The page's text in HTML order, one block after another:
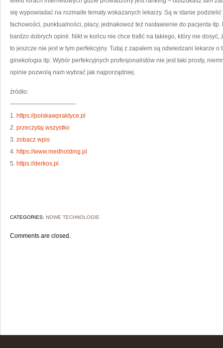
się wypowiadać na rozmaite tematy wskazanych lekarzy. Są w stanie
fachowości, punktualności, płacy, jednakowoż też nastawienie do pacjenta
bardzo dobrych opinii. Nikt w końcu nie chce trafić na takiego, który nie
to jeszcze nie jest w tym perfekcyjny. Tutaj z zapałem są odwiedzani lekarze
ginekologia itp. Wybór perfekcyjnych profesjonalistów nie jest taki prosty,
opinie pozwolą nam wybrać jak najporządniej.
źródło:
———————————
1. https://polskawpraktyce.pl
2. przeczytaj wszystko
3. zobacz wpis
4. https://www.medholding.pl
5. https://derkos.pl
CATEGORIES: NOWE TECHNOLOGIE
Comments are closed.